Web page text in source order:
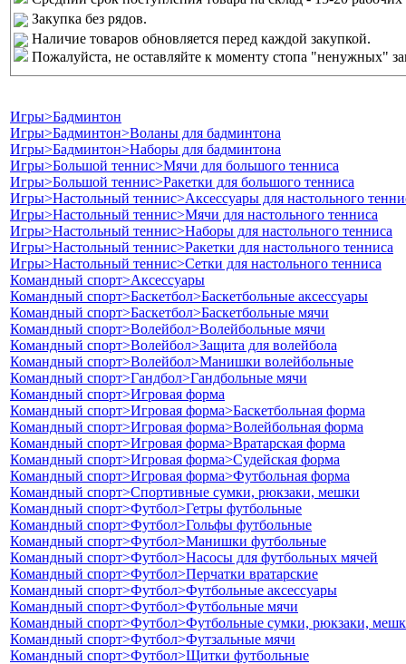
Закупка без рядов.
Наличие товаров обновляется перед каждой закупкой.
Пожалуйста, не оставляйте к моменту стопа "ненужных"
Игры>Бадминтон
Игры>Бадминтон>Воланы для бадминтона
Игры>Бадминтон>Наборы для бадминтона
Игры>Большой теннис>Мячи для большого тенниса
Игры>Большой теннис>Ракетки для большого тенниса
Игры>Настольный теннис>Аксессуары для настольного
Игры>Настольный теннис>Мячи для настольного тенниса
Игры>Настольный теннис>Наборы для настольного тенниса
Игры>Настольный теннис>Ракетки для настольного тенниса
Игры>Настольный теннис>Сетки для настольного тенниса
Командный спорт>Аксессуары
Командный спорт>Баскетбол>Баскетбольные аксессуары
Командный спорт>Баскетбол>Баскетбольные мячи
Командный спорт>Волейбол>Волейбольные мячи
Командный спорт>Волейбол>Защита для волейбола
Командный спорт>Волейбол>Манишки волейбольные
Командный спорт>Гандбол>Гандбольные мячи
Командный спорт>Игровая форма
Командный спорт>Игровая форма>Баскетбольная форма
Командный спорт>Игровая форма>Волейбольная форма
Командный спорт>Игровая форма>Вратарская форма
Командный спорт>Игровая форма>Судейская форма
Командный спорт>Игровая форма>Футбольная форма
Командный спорт>Спортивные сумки, рюкзаки, мешки
Командный спорт>Футбол>Гетры футбольные
Командный спорт>Футбол>Гольфы футбольные
Командный спорт>Футбол>Манишки футбольные
Командный спорт>Футбол>Насосы для футбольных мячей
Командный спорт>Футбол>Перчатки вратарские
Командный спорт>Футбол>Футбольные аксессуары
Командный спорт>Футбол>Футбольные мячи
Командный спорт>Футбол>Футбольные сумки, рюкзаки,
Командный спорт>Футбол>Футзальные мячи
Командный спорт>Футбол>Щитки футбольные